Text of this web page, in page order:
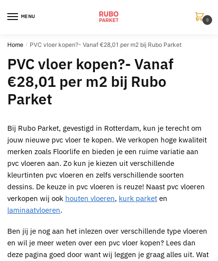
MENU
0
Home / PVC vloer kopen?- Vanaf €28,01 per m2 bij Rubo Parket
PVC vloer kopen?- Vanaf
€28,01 per m2 bij Rubo
Parket
Bij Rubo Parket, gevestigd in Rotterdam, kun je terecht om
jouw nieuwe pvc vloer te kopen. We verkopen hoge kwaliteit
merken zoals Floorlife en bieden je een ruime variatie aan
pvc vloeren aan. Zo kun je kiezen uit verschillende
kleurtinten pvc vloeren en zelfs verschillende soorten
dessins. De keuze in pvc vloeren is reuze! Naast pvc vloeren
verkopen wij ook houten vloeren, kurk parket en
laminaatvloeren.
Ben jij je nog aan het inlezen over verschillende type vloeren
en wil je meer weten over een pvc vloer kopen? Lees dan
deze pagina goed door want wij leggen je graag alles uit. Wat